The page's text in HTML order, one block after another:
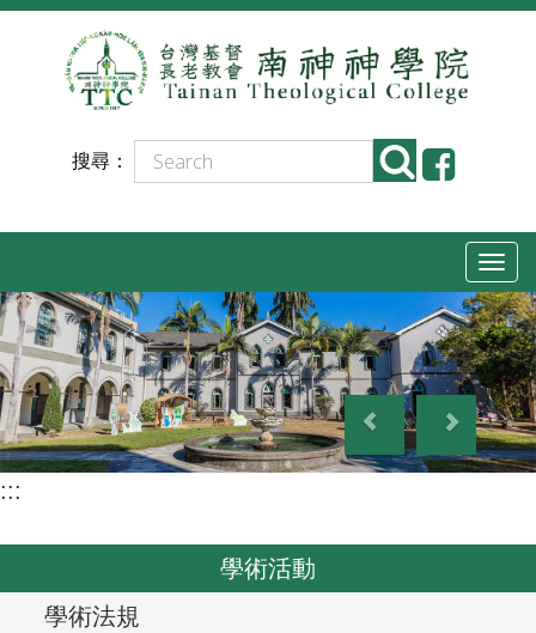
跳
搜尋：
T
o
g
g
l
e
i
P
r
e
o
e
x
:::
學術活動
T
學術法規